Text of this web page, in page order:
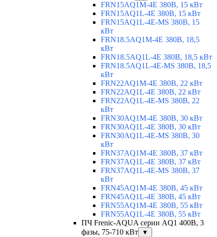
FRN15AQ1M-4E 380В, 15 кВт
FRN15AQ1L-4E 380В, 15 кВт
FRN15AQ1L-4E-MS 380В, 15
кВт
FRN18.5AQ1M-4E 380В, 18,5
кВт
FRN18.5AQ1L-4E 380В, 18,5 кВт
FRN18.5AQ1L-4E-MS 380В, 18,5
кВт
FRN22AQ1M-4E 380В, 22 кВт
FRN22AQ1L-4E 380В, 22 кВт
FRN22AQ1L-4E-MS 380В, 22
кВт
FRN30AQ1M-4E 380В, 30 кВт
FRN30AQ1L-4E 380В, 30 кВт
FRN30AQ1L-4E-MS 380В, 30
кВт
FRN37AQ1M-4E 380В, 37 кВт
FRN37AQ1L-4E 380В, 37 кВт
FRN37AQ1L-4E-MS 380В, 37
кВт
FRN45AQ1M-4E 380В, 45 кВт
FRN45AQ1L-4E 380В, 45 кВт
FRN55AQ1M-4E 380В, 55 кВт
FRN55AQ1L-4E 380В, 55 кВт
ПЧ Frenic-AQUA серии AQ1 400В, 3
фазы, 75-710 кВт
▼